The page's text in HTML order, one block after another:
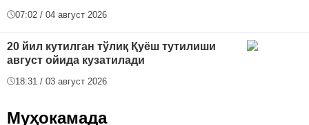
07:02 / 04 август 2026
20 йил кутилган тўлиқ Қуёш тутилиши
август ойида кузатилади
18:31 / 03 август 2026
Муҳокамада